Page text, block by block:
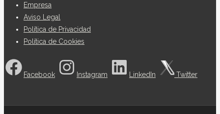
Empresa
Aviso Legal
Política de Privacidad
Política de Cookies
Facebook Instagram LinkedIn Twitter